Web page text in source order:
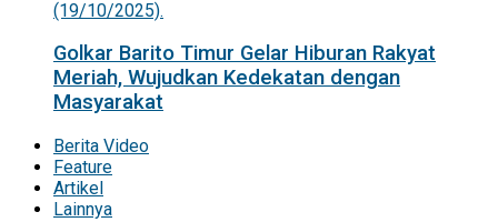
Golkar Barito Timur Gelar Hiburan Rakyat
Meriah, Wujudkan Kedekatan dengan
Masyarakat
Berita Video
Feature
Artikel
Lainnya